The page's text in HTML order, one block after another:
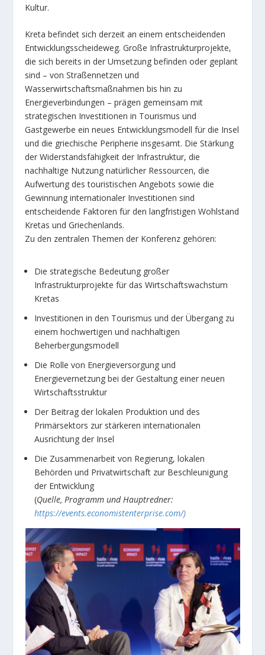
Kultur.
Kreta befindet sich derzeit an einem entscheidenden
Entwicklungsscheideweg. Große Infrastrukturprojekte,
die sich bereits in der Umsetzung befinden oder geplant
sind – von Straßennetzen und
Wasserwirtschaftsmaßnahmen bis hin zu
Energieverbindungen – prägen gemeinsam mit
strategischen Investitionen in Tourismus und
Gastgewerbe ein neues Entwicklungsmodell für die Insel
und die griechische Peripherie insgesamt. Die Stärkung
der Widerstandsfähigkeit der Infrastruktur, die
nachhaltige Nutzung natürlicher Ressourcen, die
Aufwertung des touristischen Angebots sowie die
Gewinnung internationaler Investitionen sind
entscheidende Faktoren für den langfristigen Wohlstand
Kretas und Griechenlands.
Zu den zentralen Themen der Konferenz gehören:
Die strategische Bedeutung großer
Infrastrukturprojekte für das Wirtschaftswachstum
Kretas
Investitionen in den Tourismus und der Übergang zu
einem hochwertigen und nachhaltigen
Beherbergungsmodell
Die Rolle von Energieversorgung und
Energievernetzung bei der Gestaltung einer neuen
Wirtschaftsstruktur
Der Beitrag der lokalen Produktion und des
Primärsektors zur stärkeren internationalen
Ausrichtung der Insel
Die Zusammenarbeit von Regierung, lokalen
Behörden und Privatwirtschaft zur Beschleunigung
der Entwicklung
(Quelle, Programm und Hauptredner:
https://events.economistenterprise.com/)